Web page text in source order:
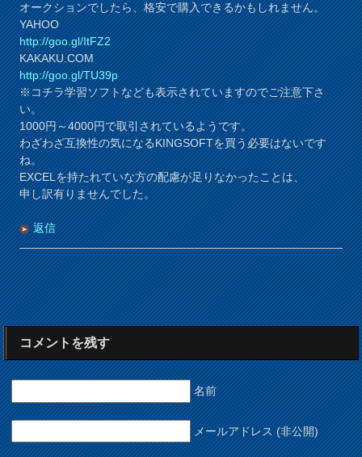
オークションでしたら、格安で購入できるかもしれません。
YAHOO
http://goo.gl/ItFZ2
KAKAKU.COM
http://goo.gl/TU39p
※コチラ学習ソフトなども表示されていますのでご注意下さ
い。
1000円～4000円で取引されているようです。
わざわざ互換性の気になるKINGSOFTを買う必要はないです
ね。
EXCELを持たれていな方の配慮が足りなかったことは、
申し訳有りませんでした。
返信
コメントを残す
名前
メールアドレス (非公開)